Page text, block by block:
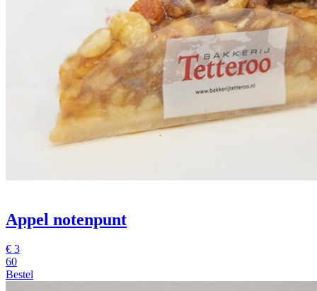
Appel notenpunt
€ 3
60
Bestel